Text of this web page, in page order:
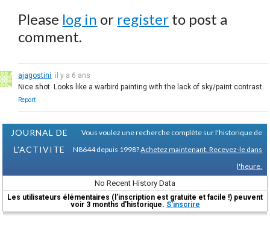
Please log in or register to post a
comment.
ajagostini il y a 6 ans
Nice shot. Looks like a warbird painting with the lack of sky/paint contrast.
Report
JOURNAL DE
L'ACTIVITE
Vous voulez une recherche complète sur l'historique de
N8644 depuis 1998?Achetez maintenant. Recevez-le dans
l'heure.
No Recent History Data
Les utilisateurs élémentaires (l'inscription est gratuite et facile !) peuvent
voir 3 months d'historique. S'inscrire